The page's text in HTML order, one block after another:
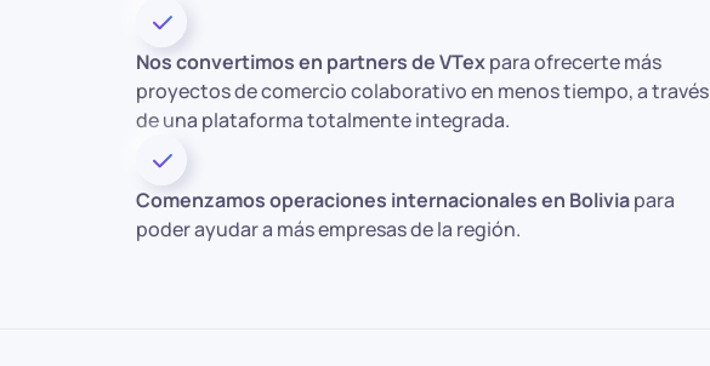
Nos convertimos en partners de VTexpara ofrecerte más
proyectos de comercio colaborativo en menos tiempo, a través
de una plataforma totalmente integrada.
Comenzamos operaciones internacionales en Boliviapara
poder ayudar a más empresas de la región.